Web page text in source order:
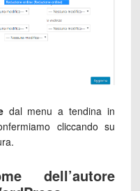
dal menu a tendina in
cliccando su
dell’autore